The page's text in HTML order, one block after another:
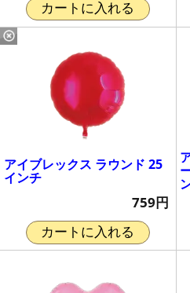
カートに入れる
アイブレックス ラウンド 25
インチ
759円
カートに入れる